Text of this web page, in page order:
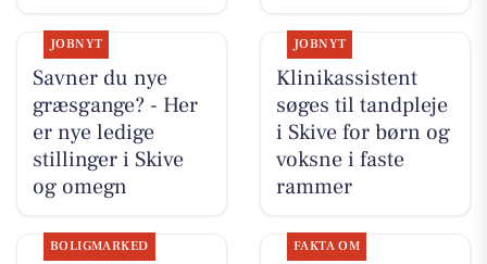
JOBNYT
Savner du nye
græsgange? - Her
er nye ledige
stillinger i Skive
og omegn
JOBNYT
Klinikassistent
søges til tandpleje
i Skive for børn og
voksne i faste
rammer
BOLIGMARKED FAKTA OM